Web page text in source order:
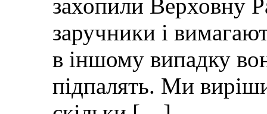
захопили Верховну
заручники і
в іншому випадку
підпалять. Ми